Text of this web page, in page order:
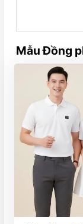
Mẫu Đồng